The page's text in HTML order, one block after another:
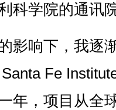
科学院的通讯院
影响下，我逐
Fe
年，项目从全